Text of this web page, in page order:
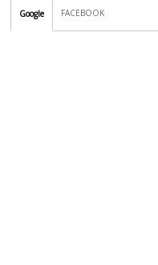
Google FACEBOOK